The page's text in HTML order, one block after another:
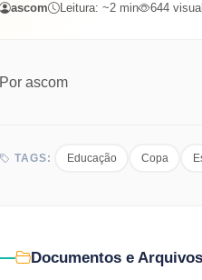
ascom Leitura: ~2 min 644
Por ascom
TAGS: Educação Copa
Documentos e Arquivos